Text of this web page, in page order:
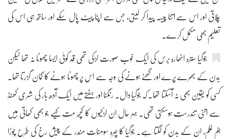
چلاتی اور اس سے اتنا پیسہ پیدا کر لیتی، جس سے اپنا پیٹ پال سکے اور ساتھ ہی اس کی
تعلیم بھی مکمل کرے۔
جوگیا سترہ اٹھارہ برس کی ایک خوب صورت لڑکی تھی قد کوئی ایسا چھوٹا نہ تھا لیکن
بدن کے بھرے پرے اور گھٹے ہونے کی وجہ سے اس پر چھوٹا ہونے کا گمان گزرتا تھا۔
کسی کو یقین بھی نہ آسکتا تھا۔ کہ جوگیا دال۔ رنگنا اور ہفتے میں ایک آدھ بار کی شری کھنڈ
سے اتنی تندرست ہوسکتی تھی۔ بہر حال ان لڑکیوں کا کچھ مت کہیے جو بھی کھاتی ہیں
الم غلم، ان کے بدن کو لگتا ہے۔ جوگیا کا چہرہ سومنات مندر کے پیش رخ کی طرح چوڑا